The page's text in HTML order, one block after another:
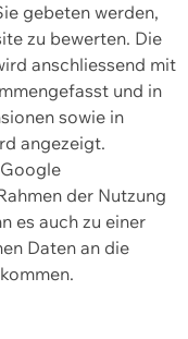
gebeten werden,
zu bewerten. Die
anschliessend mit
und in
sowie in
angezeigt.
der Nutzung
es auch zu einer
Daten an die